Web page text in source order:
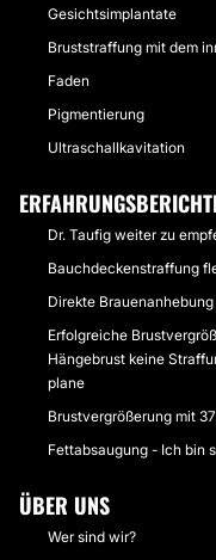
Gesichtsimplantate
Bruststraffung mit dem
Faden
Pigmentierung
Ultraschallkavitation
Dr. Taufig weiter zu
Bauchdeckenstraffung
Direkte Brauenanhebung
Erfolgreiche
Hängebrust keine
plane
Brustvergrößerung mit
Fettabsaugung - Ich bin
ÜBER UNS
Wer sind wir?